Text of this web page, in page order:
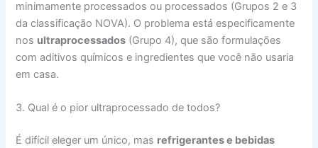
minimamente processados ou processados (Grupos 2 e 3
da classificação NOVA). O problema está especificamente
nos ultraprocessados (Grupo 4), que são formulações
com aditivos químicos e ingredientes que você não usaria
em casa.
3. Qual é o pior ultraprocessado de todos?
É difícil eleger um único, mas refrigerantes e bebidas